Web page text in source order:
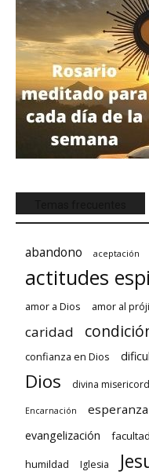
abandono aceptación
actitudes
amor a Dios amor al
caridad
confianza en Dios
Dios divina
Encarnación esperanza
evangelización
humildad Iglesia